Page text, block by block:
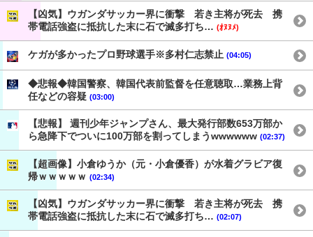
【凶気】ウガンダサッカー界に衝撃 若き主将が死去 携
帯電話強盗に抵抗した末に石で滅多打ち… (ｵﾇﾇﾒ)
ケガが多かったプロ野球選手※多村仁志禁止 (04:05)
◆悲報◆韓国警察、韓国代表前監督を任意聴取…業務上背
任などの容疑 (03:00)
【悲報】 週刊少年ジャンプさん、最大発行部数653万部か
ら急降下でついに100万部を割ってしまうwwwwww (02:37)
【超画像】小倉ゆうか（元・小倉優香）が水着グラビア復
帰ｗｗｗｗｗ (02:34)
【凶気】ウガンダサッカー界に衝撃 若き主将が死去 携
帯電話強盗に抵抗した末に石で滅多打ち… (02:07)